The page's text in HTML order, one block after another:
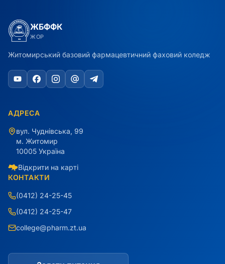
ЖБФФК
ЖОР
Житомирський базовий фармацевтичний фаховий коледж
АДРЕСА
вул. Чуднівська, 99
м. Житомир
10005 Україна
Відкрити на карті
КОНТАКТИ
(0412) 24-25-45
(0412) 24-25-47
college@pharm.zt.ua